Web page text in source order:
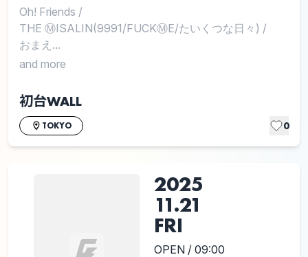
Oh! Friends /
THE Ⓜ︎ISALIN(9991/FUCKⓂE/たいくつな日々) /
おまえ...
and more
初台WALL
TOKYO 0
2025
11.21
FRI
OPEN / 09:00